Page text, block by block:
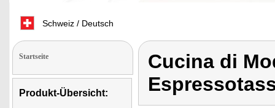
Schweiz / Deutsch
Startseite
Produkt-Übersicht:
Cucina di